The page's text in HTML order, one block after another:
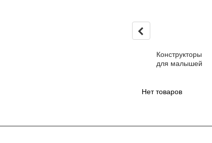
Конструкторы
для малышей
Нет товаров